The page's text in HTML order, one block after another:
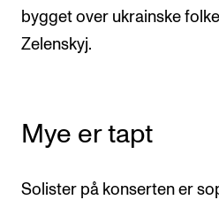
bygget over ukrainske
Zelenskyj.
Mye er tapt
Solister på konserten er